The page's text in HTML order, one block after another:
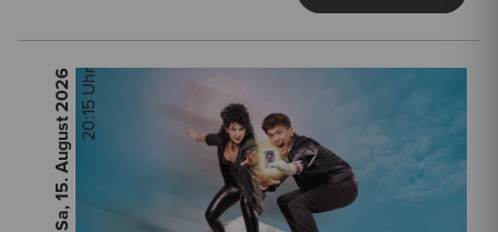
Sa, 15. August
2026 20:15 Uhr